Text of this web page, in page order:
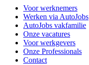
Voor werknemers
Werken via AutoJobs
AutoJobs vakfamilie
Onze vacatures
Voor werkgevers
Onze Professionals
Contact